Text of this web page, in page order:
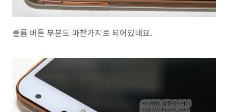
볼륨 버튼 부분도 마찬가지로 되어있네요.